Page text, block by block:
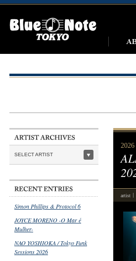
SELECT ARTIST
Simon Phillips & Protocol 6
JOYCE MORENO -O Mar é
Mulher-
NAO YOSHIOKA / Tokyo Funk
Sessions 2026
2026
artist